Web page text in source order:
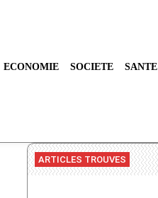
ECONOMIE SOCIETE SANTE
ARTICLES TROUVES